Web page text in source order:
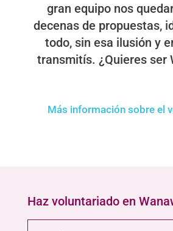
gran equipo nos
decenas de propuestas,
todo, sin esa ilusión y
transmitís. ¿Quieres ser
Más información sobre el
Haz voluntariado en